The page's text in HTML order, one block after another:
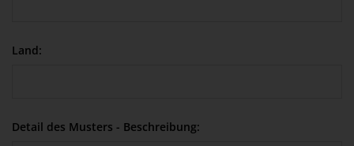
Land:
Detail des Musters - Beschreibung: